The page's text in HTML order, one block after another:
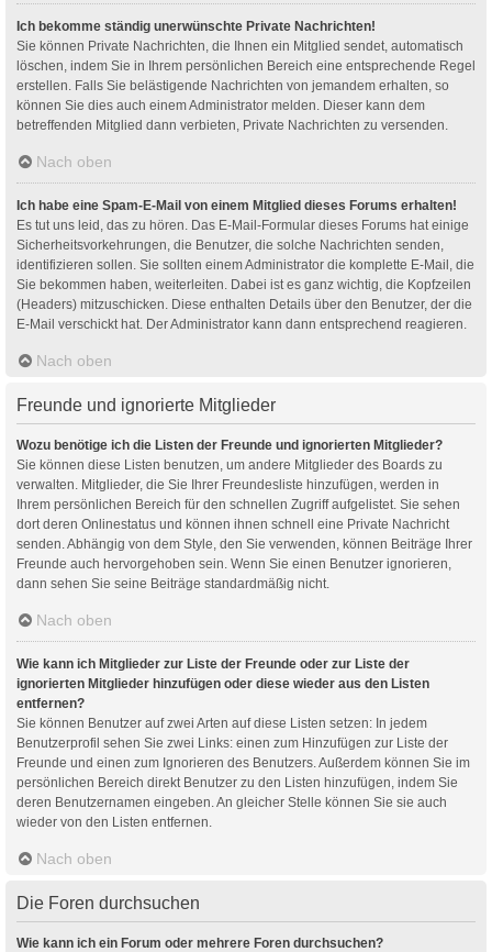
Ich bekomme ständig unerwünschte Private Nachrichten!
Sie können Private Nachrichten, die Ihnen ein Mitglied sendet, automatisch
löschen, indem Sie in Ihrem persönlichen Bereich eine entsprechende Regel
erstellen. Falls Sie belästigende Nachrichten von jemandem erhalten, so
können Sie dies auch einem Administrator melden. Dieser kann dem
betreffenden Mitglied dann verbieten, Private Nachrichten zu versenden.
Nach oben
Ich habe eine Spam-E-Mail von einem Mitglied dieses Forums erhalten!
Es tut uns leid, das zu hören. Das E-Mail-Formular dieses Forums hat einige
Sicherheitsvorkehrungen, die Benutzer, die solche Nachrichten senden,
identifizieren sollen. Sie sollten einem Administrator die komplette E-Mail, die
Sie bekommen haben, weiterleiten. Dabei ist es ganz wichtig, die Kopfzeilen
(Headers) mitzuschicken. Diese enthalten Details über den Benutzer, der die
E-Mail verschickt hat. Der Administrator kann dann entsprechend reagieren.
Nach oben
Freunde und ignorierte Mitglieder
Wozu benötige ich die Listen der Freunde und ignorierten Mitglieder?
Sie können diese Listen benutzen, um andere Mitglieder des Boards zu
verwalten. Mitglieder, die Sie Ihrer Freundesliste hinzufügen, werden in
Ihrem persönlichen Bereich für den schnellen Zugriff aufgelistet. Sie sehen
dort deren Onlinestatus und können ihnen schnell eine Private Nachricht
senden. Abhängig von dem Style, den Sie verwenden, können Beiträge Ihrer
Freunde auch hervorgehoben sein. Wenn Sie einen Benutzer ignorieren,
dann sehen Sie seine Beiträge standardmäßig nicht.
Nach oben
Wie kann ich Mitglieder zur Liste der Freunde oder zur Liste der
ignorierten Mitglieder hinzufügen oder diese wieder aus den Listen
entfernen?
Sie können Benutzer auf zwei Arten auf diese Listen setzen: In jedem
Benutzerprofil sehen Sie zwei Links: einen zum Hinzufügen zur Liste der
Freunde und einen zum Ignorieren des Benutzers. Außerdem können Sie im
persönlichen Bereich direkt Benutzer zu den Listen hinzufügen, indem Sie
deren Benutzernamen eingeben. An gleicher Stelle können Sie sie auch
wieder von den Listen entfernen.
Nach oben
Die Foren durchsuchen
Wie kann ich ein Forum oder mehrere Foren durchsuchen?